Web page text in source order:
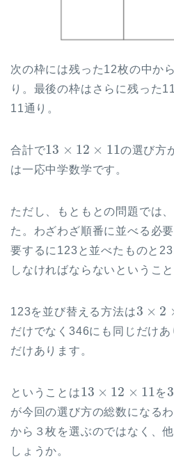
次の枠には残った12枚の中か
り。最後の枠はさらに残った
11通り。
合計で13 × 12 × 11の選び方
は一応中学数学です。
ただし、もともとの問題では
た。わざわざ順番に並べる必
要するに123と並べたものと
しなければならないということ
123を並び替える方法は3 × 2
だけでなく346にも同じだけ
だけあります。
ということは13 × 12 × 11を 3
が今回の選び方の総数になる
から３枚を選ぶのではなく、
しょうか。